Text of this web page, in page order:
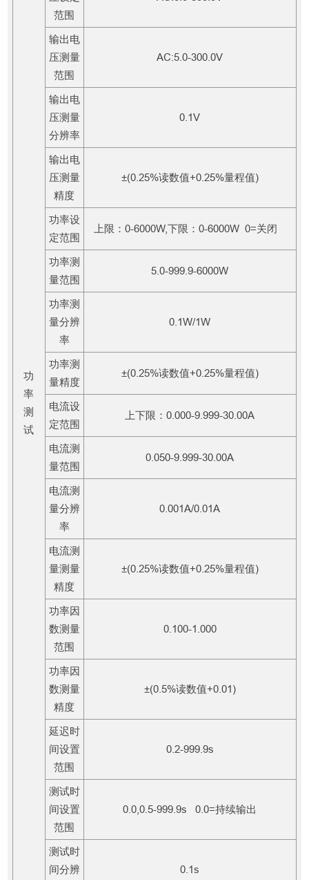
功
率
测
试
范围
输出电
压测量
范围
AC:5.0-300.0V
输出电
压测量
分辨率
0.1V
输出电
压测量
精度
±(0.25%读数值+0.25%量程值)
功率设
定范围
上限：0-6000W,下限：0-6000W 0=关闭
功率测
量范围
5.0-999.9-6000W
功率测
量分辨
率
0.1W/1W
功率测
量精度
±(0.25%读数值+0.25%量程值)
电流设
定范围
上下限：0.000-9.999-30.00A
电流测
量范围
0.050-9.999-30.00A
电流测
量分辨
率
0.001A/0.01A
电流测
量测量
精度
±(0.25%读数值+0.25%量程值)
功率因
数测量
范围
0.100-1.000
功率因
数测量
精度
±(0.5%读数值+0.01)
延迟时
间设置
范围
0.2-999.9s
测试时
间设置
范围
0.0,0.5-999.9s 0.0=持续输出
测试时
间分辨
0.1s